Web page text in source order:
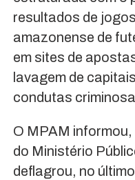
resultados de
amazonense de
em sites de
lavagem de
condutas
O MPAM
do Ministério
deflagrou, no